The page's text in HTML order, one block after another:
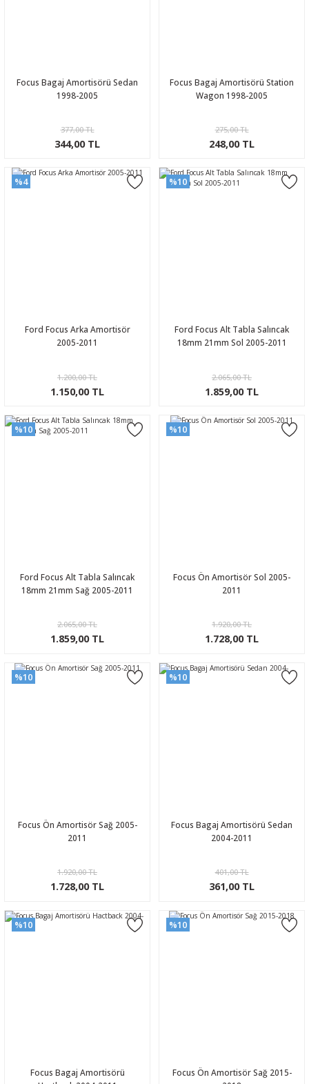
Focus Bagaj Amortisörü Sedan
1998-2005
377,00 TL
344,00 TL
Focus Bagaj Amortisörü Station
Wagon 1998-2005
275,00 TL
248,00 TL
%4
Ford Focus Arka Amortisör
2005-2011
1.200,00 TL
1.150,00 TL
%10
Ford Focus Alt Tabla Salıncak
18mm 21mm Sol 2005-2011
2.065,00 TL
1.859,00 TL
%10
Ford Focus Alt Tabla Salıncak
18mm 21mm Sağ 2005-2011
2.065,00 TL
1.859,00 TL
%10
Focus Ön Amortisör Sol 2005-
2011
1.920,00 TL
1.728,00 TL
%10
Focus Ön Amortisör Sağ 2005-
2011
1.920,00 TL
1.728,00 TL
%10
Focus Bagaj Amortisörü Sedan
2004-2011
401,00 TL
361,00 TL
%10
Focus Bagaj Amortisörü
%10
Focus Ön Amortisör Sağ 2015-